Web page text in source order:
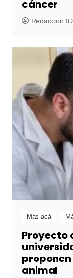
cáncer
Redacción
Más acá
Proyecto
animal